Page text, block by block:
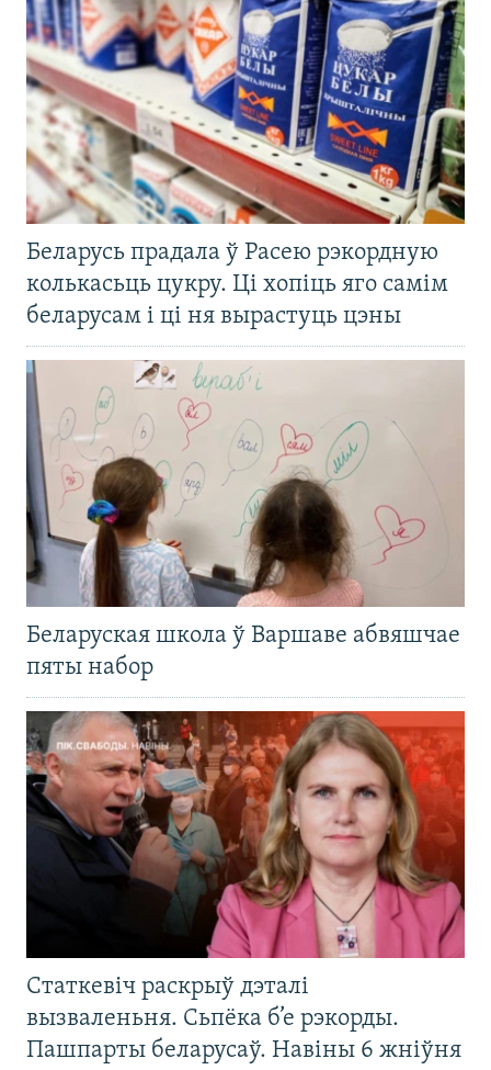
Беларусь прадала ў Расею рэкордную
колькасьць цукру. Ці хопіць яго самім
беларусам і ці ня вырастуць цэны
Беларуская школа ў Варшаве абвяшчае
пяты набор
Статкевіч раскрыў дэталі
вызваленьня. Сьпёка б’е рэкорды.
Пашпарты беларусаў. Навіны 6 жніўня